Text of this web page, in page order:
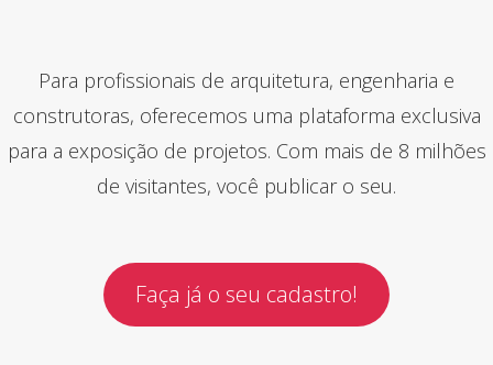
Para profissionais de arquitetura, engenharia e
construtoras, oferecemos uma plataforma exclusiva
para a exposição de projetos. Com mais de 8 milhões
de visitantes, você publicar o seu.
Faça já o seu cadastro!